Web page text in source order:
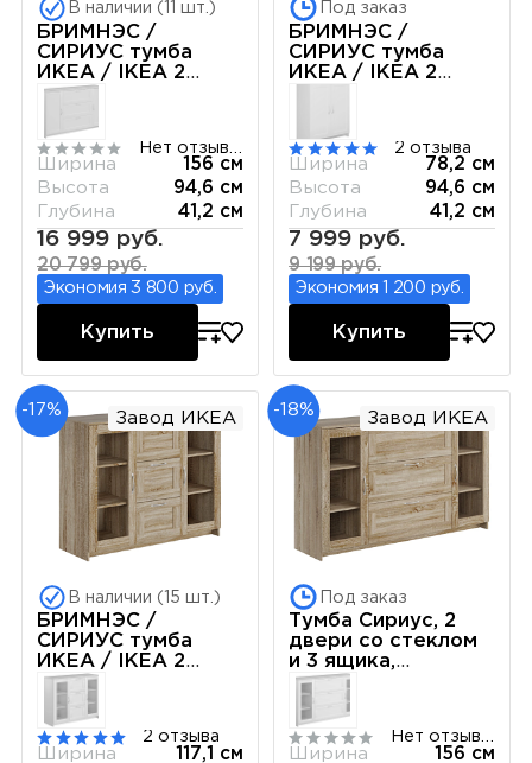
В наличии (11 шт.)
БРИМНЭС /
СИРИУС тумба
ИКЕА / IKEA 2
двери и 3 ящика
Ширина
156 см
Высота
94,6 см
Глубина
41,2 см
16 999 руб.
20 799 руб.
Экономия 3 800 руб.
Купить
Под заказ
БРИМНЭС /
СИРИУС тумба
ИКЕА / IKEA 2
2 отзыва
Ширина
78,2 см
Высота
94,6 см
Глубина
41,2 см
7 999 руб.
9 199 руб.
Экономия 1 200 руб.
Купить
-17% Завод ИКЕА
В наличии (15 шт.)
БРИМНЭС /
СИРИУС тумба
ИКЕА / IKEA 2
двери со стеклом
и 3 ящика 117х95
сонома
2 отзыва
Ширина
117,1 см
-18% Завод ИКЕА
Под заказ
Тумба Сириус, 2
двери со стеклом
и 3 ящика,
156х41х95 см, дуб
сонома
Ширина
156 см